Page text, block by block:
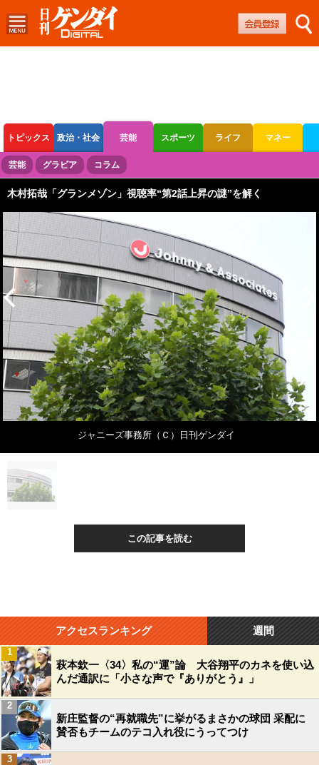
トピックス 政治・社会 芸能 スポーツ ライフ マネー
ボートレース 競輪 オートレース
芸能 グラビア コラム
木村拓哉「グランメゾン」視聴率“第2話上昇の謎”を解く
ジャニーズ事務所（Ｃ）日刊ゲンダイ
この記事を読む
アクセスランキング 週間
萩本欽一〈34〉私の“運”論 大谷翔平のカネを使い込
んだ通訳に「小さな声で『ありがとう』」
1
新庄監督の“再就職先”に挙がるまさかの球団 采配に
賛否もチームのテコ入れ役にうってつけ
2
3